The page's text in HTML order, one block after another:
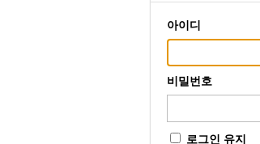
아이디
비밀번호
로그인 유지